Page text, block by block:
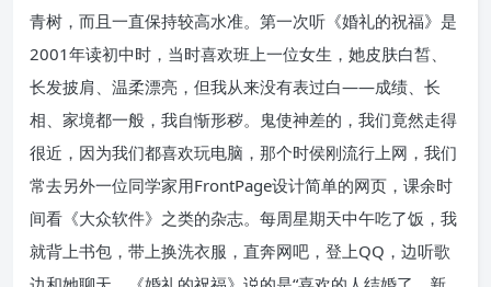
青树，而且一直保持较高水准。第一次听《婚礼的祝福》是
2001年读初中时，当时喜欢班上一位女生，她皮肤白皙、
长发披肩、温柔漂亮，但我从来没有表过白——成绩、长
相、家境都一般，我自惭形秽。鬼使神差的，我们竟然走得
很近，因为我们都喜欢玩电脑，那个时侯刚流行上网，我们
常去另外一位同学家用FrontPage设计简单的网页，课余时
间看《大众软件》之类的杂志。每周星期天中午吃了饭，我
就背上书包，带上换洗衣服，直奔网吧，登上QQ，边听歌